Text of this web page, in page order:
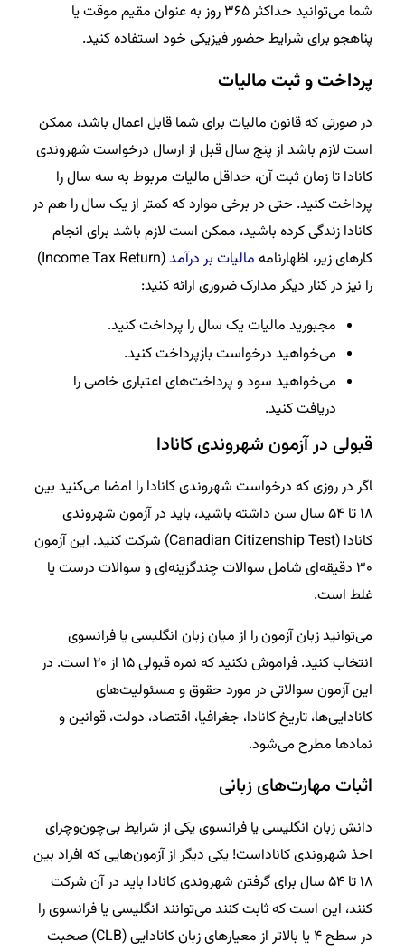
شما می‌توانید حداکثر ۳۶۵ روز به عنوان مقیم موقت یا
پناهجو برای شرایط حضور فیزیکی خود استفاده کنید.
پرداخت و ثبت مالیات
در صورتی که قانون مالیات برای شما قابل اعمال باشد، ممکن
است لازم باشد از پنج سال قبل از ارسال درخواست شهروندی
کانادا تا زمان ثبت آن، حداقل مالیات مربوط به سه سال را
پرداخت کنید. حتی در برخی موارد که کمتر از یک سال را هم در
کانادا زندگی کرده باشید، ممکن است لازم باشد برای انجام
کارهای زیر، اظهارنامه مالیات بر درآمد
(Income Tax Return)
را نیز در کنار دیگر مدارک ضروری ارائه کنید:
مجبورید مالیات یک سال را پرداخت کنید.
می‌خواهید درخواست بازپرداخت کنید.
می‌خواهید سود و پرداخت‌های اعتباری خاصی را
دریافت کنید.
قبولی در آزمون شهروندی کانادا
‍اگر در روزی که درخواست شهروندی کانادا را امضا می‌کنید بین
۱۸ تا ۵۴ سال سن داشته باشید، باید در آزمون شهروندی
کانادا (Canadian Citizenship Test) شرکت کنید. این آزمون
۳۰ دقیقه‌ای شامل سوالات چندگزینه‌ای و سوالات درست یا
غلط است.
می‌توانید زبان آزمون را از میان زبان انگلیسی یا فرانسوی
انتخاب کنید. فراموش نکنید که نمره قبولی ۱۵ از ۲۰ است. در
این آزمون سوالاتی در مورد حقوق و مسئولیت‌های
کانادایی‌ها، تاریخ کانادا، جغرافیا، اقتصاد، دولت، قوانین و
نمادها مطرح می‌شود.
اثبات مهارت‌های زبانی
دانش زبان انگلیسی یا فرانسوی یکی از شرایط بی‌چون‌وچرای
اخذ شهروندی کاناداست! یکی دیگر از آزمون‌هایی که افراد بین
۱۸ تا ۵۴ سال برای گرفتن شهروندی کانادا باید در آن شرکت
کنند، این است که ثابت کنند می‌توانند انگلیسی یا فرانسوی را
در سطح ۴ یا بالاتر از معیارهای زبان کانادایی (CLB) صحبت